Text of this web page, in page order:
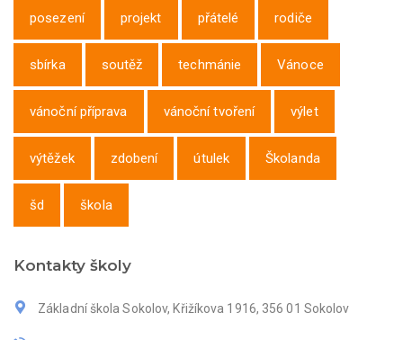
posezení projekt přátelé rodiče
sbírka soutěž techmánie Vánoce
vánoční příprava vánoční tvoření výlet
výtěžek zdobení útulek Školanda
šd škola
Kontakty školy
Základní škola Sokolov, Křižíkova 1916, 356 01 Sokolov